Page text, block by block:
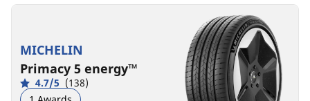
MICHELIN
Primacy 5 energy™
4.7/5 (138)